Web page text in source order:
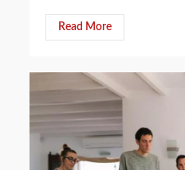
Read More